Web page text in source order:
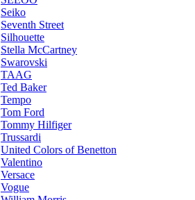
Seiko
Seventh Street
Silhouette
Stella McCartney
Swarovski
TAAG
Ted Baker
Tempo
Tom Ford
Tommy Hilfiger
Trussardi
United Colors of Benetton
Valentino
Versace
Vogue